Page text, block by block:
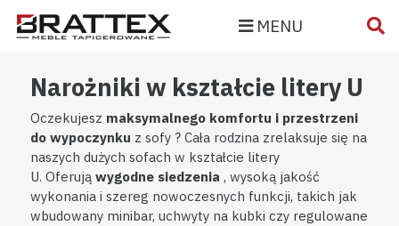
MENU
Narożniki w kształcie litery U
Oczekujesz maksymalnego komfortu i przestrzeni
do wypoczynku z sofy ? Cała rodzina zrelaksuje się na
naszych dużych sofach w kształcie litery
U. Oferują wygodne siedzenia , wysoką jakość
wykonania i szereg nowoczesnych funkcji, takich jak
wbudowany minibar, uchwyty na kubki czy regulowane